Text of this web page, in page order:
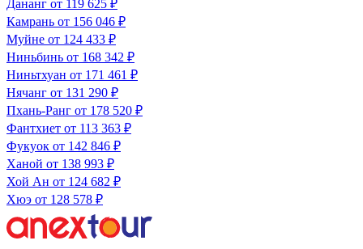
Дананг от 119 625 ₽
Камрань от 156 046 ₽
Муйне от 124 433 ₽
Ниньбинь от 168 342 ₽
Ниньтхуан от 171 461 ₽
Нячанг от 131 290 ₽
Пхань-Ранг от 178 520 ₽
Фантхиет от 113 363 ₽
Фукуок от 142 846 ₽
Ханой от 138 993 ₽
Хой Ан от 124 682 ₽
Хюэ от 128 578 ₽